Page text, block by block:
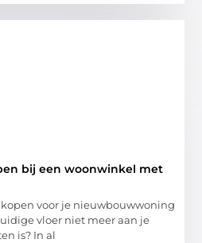
bij een woonwinkel met
voor je nieuwbouwwoning
vloer niet meer aan je
is? In al